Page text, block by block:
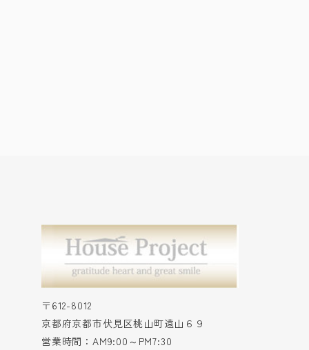
〒612-8012
京都府京都市伏見区桃山町遠山６９
営業時間：AM9:00～PM7:30